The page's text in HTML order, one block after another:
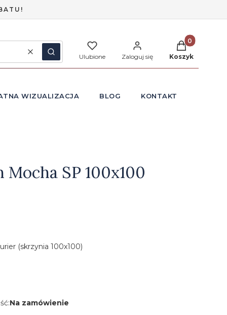
WyczyśćSzukaj Ulubione Zaloguj się
Produkty w
Koszyk
WIZUALIZACJA BLOG KONTAKT
SP 100x100
(skrzynia 100x100)
Na zamówienie